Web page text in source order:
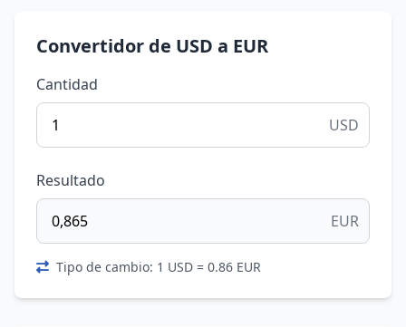
Convertidor de USD a EUR
Cantidad
USD
Resultado
EUR
Tipo de cambio: 1 USD = 0.86 EUR